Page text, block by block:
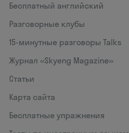
Бесплатный английский
Разговорные клубы
15‑минутные разговоры Talks
Журнал «Skyeng Magazine»
Статьи
Карта сайта
Бесплатные упражнения